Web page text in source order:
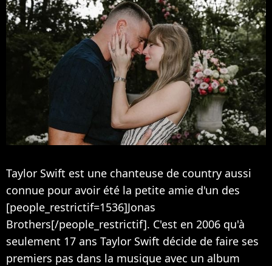
Taylor Swift est une chanteuse de country aussi
connue pour avoir été la petite amie d'un des
[people_restrictif=1536]Jonas
Brothers[/people_restrictif]. C'est en 2006 qu'à
seulement 17 ans Taylor Swift décide de faire ses
premiers pas dans la musique avec un album